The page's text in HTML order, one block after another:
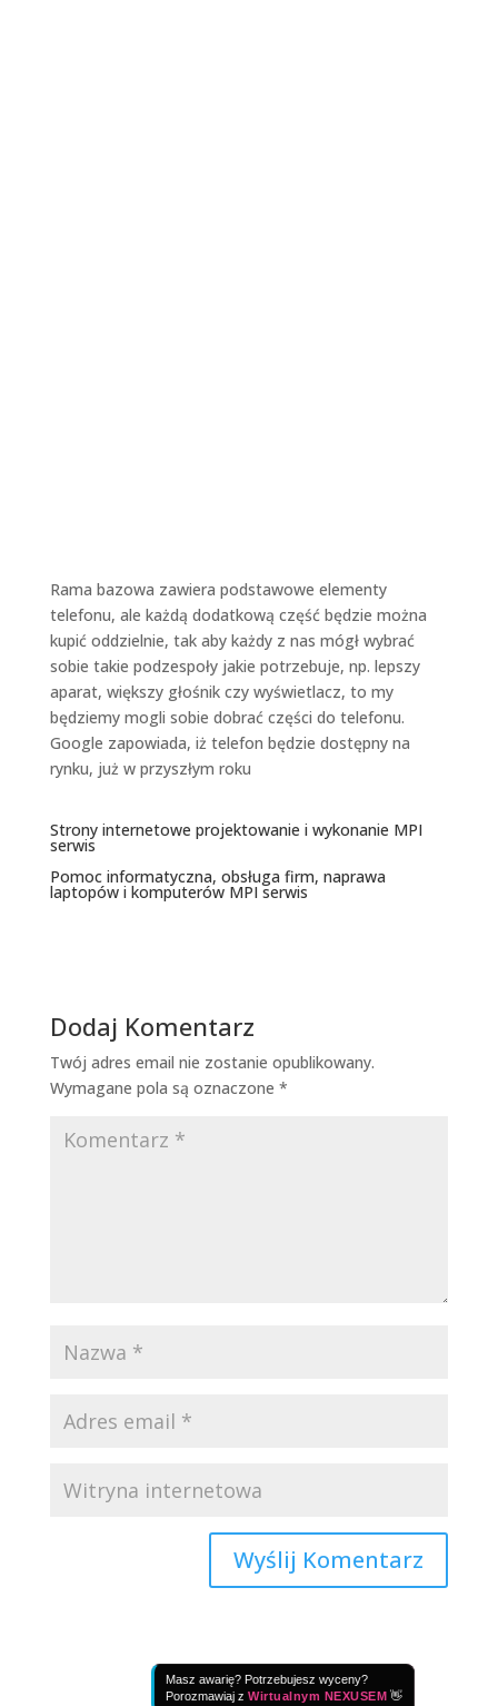
Masz awarię? Potrzebujesz wyceny?
Porozmawiaj z Wirtualnym NEXUSEM 👋
Rama bazowa zawiera podstawowe elementy
telefonu, ale każdą dodatkową część będzie można
kupić oddzielnie, tak aby każdy z nas mógł wybrać
sobie takie podzespoły jakie potrzebuje, np. lepszy
aparat, większy głośnik czy wyświetlacz, to my
będziemy mogli sobie dobrać części do telefonu.
Google zapowiada, iż telefon będzie dostępny na
rynku, już w przyszłym roku
Strony internetowe projektowanie i wykonanie MPI
serwis
Pomoc informatyczna, obsługa firm, naprawa
laptopów i komputerów MPI serwis
Dodaj Komentarz
Twój adres email nie zostanie opublikowany.
Wymagane pola są oznaczone *